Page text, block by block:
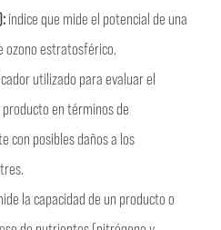
índice que mide el potencial de una
ozono estratosférico.
utilizado para evaluar el
en términos de
con posibles daños a los
la capacidad de un producto o